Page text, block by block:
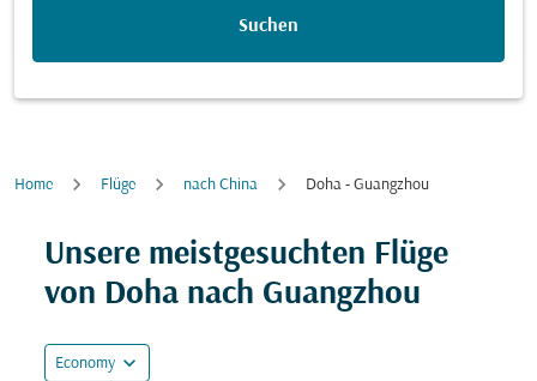
Suchen
Home Flüge nach China Doha - Guangzhou
Unsere meistgesuchten Flüge
von Doha nach Guangzhou
Economy expand_more